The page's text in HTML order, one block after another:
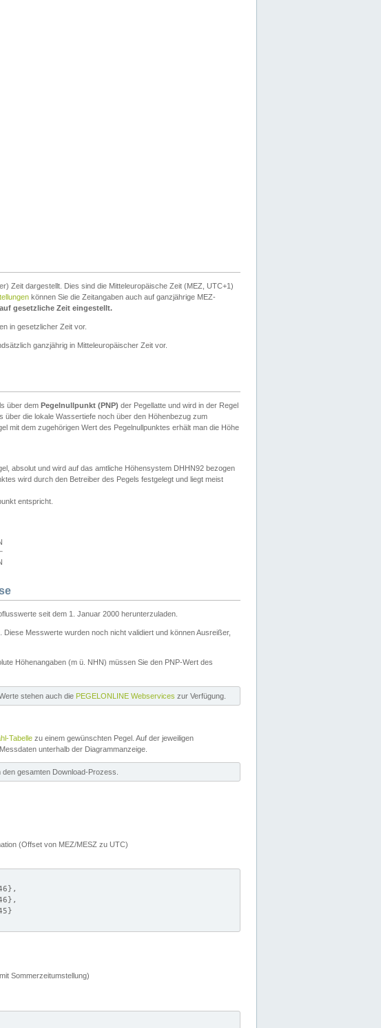
Zeit dargestellt. Dies sind die Mitteleuropäische Zeit (MEZ, UTC+1)
können Sie die Zeitangaben auch auf ganzjährige MEZ-
gesetzliche Zeit eingestellt.
in gesetzlicher Zeit vor.
ganzjährig in Mitteleuropäischer Zeit vor.
über dem Pegelnullpunkt (PNP) der Pegellatte und wird in der Regel
die lokale Wassertiefe noch über den Höhenbezug zum
mit dem zugehörigen Wert des Pegelnullpunktes erhält man die Höhe
absolut und wird auf das amtliche Höhensystem DHHN92 bezogen
wird durch den Betreiber des Pegels festgelegt und liegt meist
entspricht.
seit dem 1. Januar 2000 herunterzuladen.
. Diese Messwerte wurden noch nicht validiert und können Ausreißer,
Höhenangaben (m ü. NHN) müssen Sie den PNP-Wert des
stehen auch die PEGELONLINE Webservices zur Verfügung.
Tabelle zu einem gewünschten Pegel. Auf der jeweiligen
unterhalb der Diagrammanzeige.
gesamten Download-Prozess.
(Offset von MEZ/MESZ zu UTC)
Sommerzeitumstellung)